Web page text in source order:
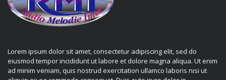
Lorem ipsum dolor sit amet, consectetur adipiscing elit, sed do
eiusmod tempor incididunt ut labore et dolore magna aliqua. Ut enim
ad minim veniam, quis nostrud exercitation ullamco laboris nisi ut